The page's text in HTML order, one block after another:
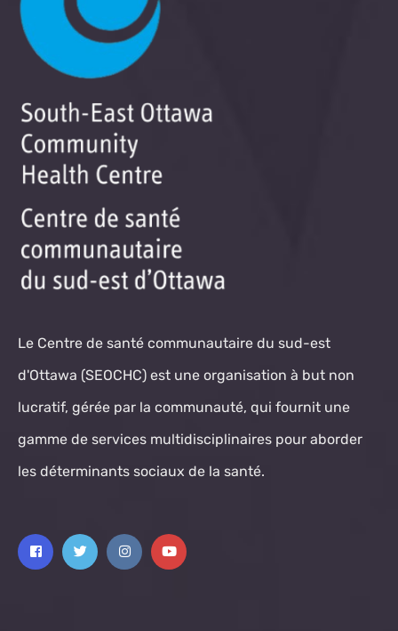
Le Centre de santé communautaire du sud-est
d'Ottawa (SEOCHC) est une organisation à but non
lucratif, gérée par la communauté, qui fournit une
gamme de services multidisciplinaires pour aborder
les déterminants sociaux de la santé.